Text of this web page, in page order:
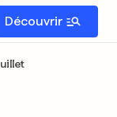
Découvrir